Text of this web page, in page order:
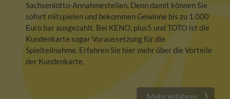
Sachsenlotto-Annahmestellen. Denn damit können Sie
sofort mitspielen und bekommen Gewinne bis zu 1.000
Euro bar ausgezahlt. Bei KENO, plus5 und TOTO ist die
Kundenkarte sogar Voraussetzung für die
Spielteilnahme. Erfahren Sie hier mehr über die Vorteile
der Kundenkarte.
Mehr erfahren